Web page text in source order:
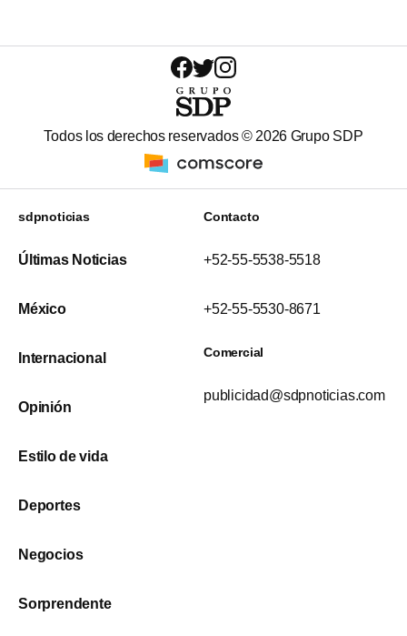
Todos los derechos reservados © 2026 Grupo SDP
sdpnoticias
Últimas Noticias
México
Internacional
Opinión
Estilo de vida
Deportes
Negocios
Sorprendente
Contacto
+52-55-5538-5518
+52-55-5530-8671
Comercial
publicidad@sdpnoticias.com